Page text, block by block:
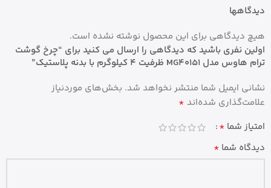
دیدگاهها
هیچ دیدگاهی برای این محصول نوشته نشده است.
اولین نفری باشید که دیدگاهی را ارسال می کنید برای “چرخ گوشت
ترام هاوس مدل MG40151 ظرفیت ۴ کیلوگرم با بدنه پلاستیک”
نشانی ایمیل شما منتشر نخواهد شد. بخش‌های موردنیاز
علامت‌گذاری شده‌اند *
امتیاز شما *
دیدگاه شما *